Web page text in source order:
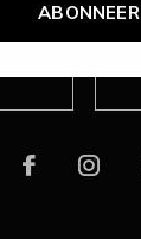
ABONNEER